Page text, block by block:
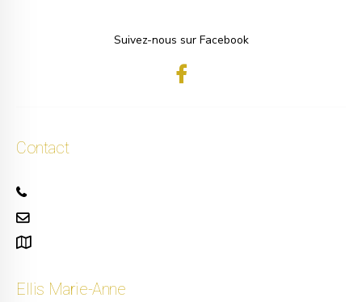
Suivez-nous sur Facebook
Contact
Ellis Marie-Anne